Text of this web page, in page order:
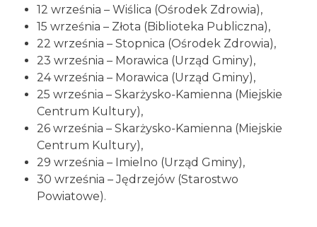
12 września – Wiślica (Ośrodek Zdrowia),
15 września – Złota (Biblioteka Publiczna),
22 września – Stopnica (Ośrodek Zdrowia),
23 września – Morawica (Urząd Gminy),
24 września – Morawica (Urząd Gminy),
25 września – Skarżysko-Kamienna (Miejskie
Centrum Kultury),
26 września – Skarżysko-Kamienna (Miejskie
Centrum Kultury),
29 września – Imielno (Urząd Gminy),
30 września – Jędrzejów (Starostwo
Powiatowe).